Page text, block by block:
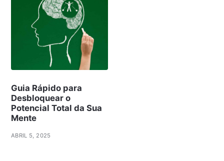
Guia Rápido para
Desbloquear o
Potencial Total da Sua
Mente
ABRIL 5, 2025